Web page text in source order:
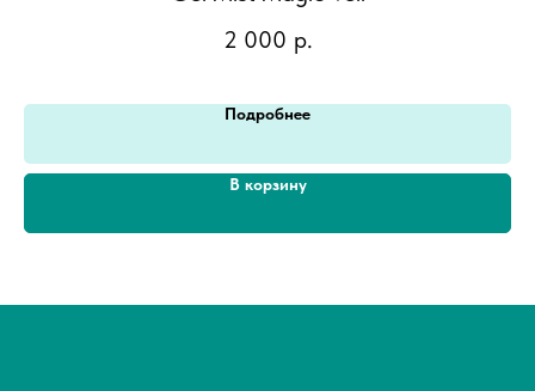
2 000 р.
Подробнее
В корзину